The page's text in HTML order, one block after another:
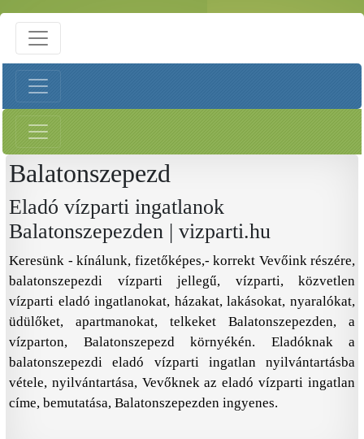
Balatonszepezd
Eladó vízparti ingatlanok
Balatonszepezden | vizparti.hu
Keresünk - kínálunk, fizetőképes,- korrekt Vevőink részére,
balatonszepezdi vízparti jellegű, vízparti, közvetlen
vízparti eladó ingatlanokat, házakat, lakásokat, nyaralókat,
üdülőket, apartmanokat, telkeket Balatonszepezden, a
vízparton, Balatonszepezd környékén. Eladóknak a
balatonszepezdi eladó vízparti ingatlan nyilvántartásba
vétele, nyilvántartása, Vevőknek az eladó vízparti ingatlan
címe, bemutatása, Balatonszepezden ingyenes.